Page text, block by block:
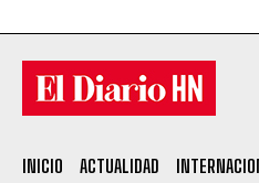
INICIO ACTUALIDAD